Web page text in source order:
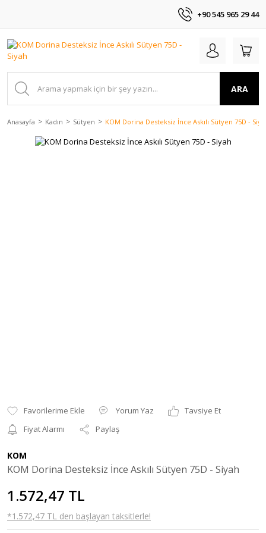
+90 545 965 29 44
ARA
Anasayfa Kadın Sütyen KOM Dorina Desteksiz İnce Askılı Sütyen 75D -
Yorum Yaz
Tavsiye Et
Fiyat Alarmı
Paylaş
KOM
KOM Dorina Desteksiz İnce Askılı Sütyen 75D - Siyah
1.572,47 TL
*1.572,47 TL den başlayan taksitlerle!